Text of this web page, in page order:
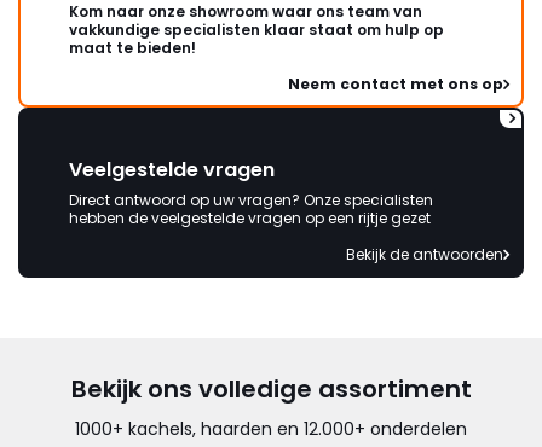
Kom naar onze showroom waar ons team van
vakkundige specialisten klaar staat om hulp op
maat te bieden!
Neem contact met ons op
Veelgestelde vragen
Direct antwoord op uw vragen? Onze specialisten
hebben de veelgestelde vragen op een rijtje gezet
Bekijk de antwoorden
Bekijk ons volledige assortiment
1000+ kachels, haarden en 12.000+ onderdelen